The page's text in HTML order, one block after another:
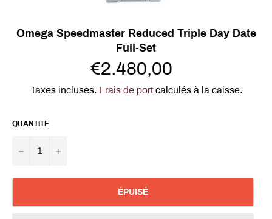
Omega Speedmaster Reduced Triple Day Date
Full-Set
Prix
régulier
€2.480,00
Taxes incluses. Frais de portcalculés à la caisse.
QUANTITÉ
− +
ÉPUISÉ